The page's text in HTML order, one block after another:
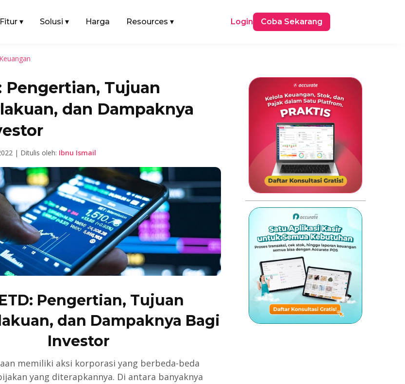
Fitur ▾ Solusi ▾ Harga Resources ▾ Login Coba Sekarang
Pengertian, Tujuan
dan Dampaknya
| Ditulis oleh: Ibnu Ismail
Pengertian, Tujuan
dan Dampaknya Bagi
Investor
memiliki aksi korporasi yang berbeda-beda
yang diterapkannya. Di antara banyaknya